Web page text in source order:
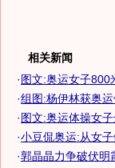
相关新闻
·图文:奥运女子800
·组图:杨伊林获奥
·图文:奥运体操女
·小豆侃奥运:从女
·郭晶晶力争破伏明